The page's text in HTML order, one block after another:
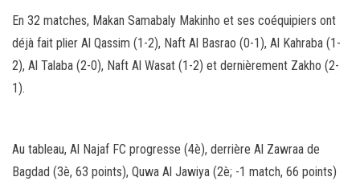
En 32 matches, Makan Samabaly Makinho et ses coéquipiers ont
déjà fait plier Al Qassim (1-2), Naft Al Basrao (0-1), Al Kahraba (1-
2), Al Talaba (2-0), Naft Al Wasat (1-2) et dernièrement Zakho (2-
1).
Au tableau, Al Najaf FC progresse (4è), derrière Al Zawraa de
Bagdad (3è, 63 points), Quwa Al Jawiya (2è; -1 match, 66 points)